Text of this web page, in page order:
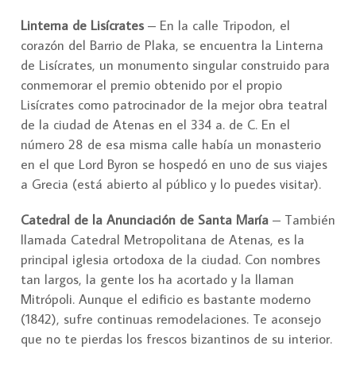
Linterna de Lisícrates – En la calle Tripodon, el
corazón del Barrio de Plaka, se encuentra la Linterna
de Lisícrates, un monumento singular construido para
conmemorar el premio obtenido por el propio
Lisícrates como patrocinador de la mejor obra teatral
de la ciudad de Atenas en el 334 a. de C. En el
número 28 de esa misma calle había un monasterio
en el que Lord Byron se hospedó en uno de sus viajes
a Grecia (está abierto al público y lo puedes visitar).
Catedral de la Anunciación de Santa María – También
llamada Catedral Metropolitana de Atenas, es la
principal iglesia ortodoxa de la ciudad. Con nombres
tan largos, la gente los ha acortado y la llaman
Mitrópoli. Aunque el edificio es bastante moderno
(1842), sufre continuas remodelaciones. Te aconsejo
que no te pierdas los frescos bizantinos de su interior.